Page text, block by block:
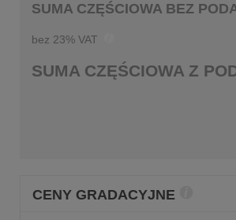
SUMA CZĘŚCIOWA BEZ
bez 23% VAT
SUMA CZĘŚCIOWA Z
CENY GRADACYJNE